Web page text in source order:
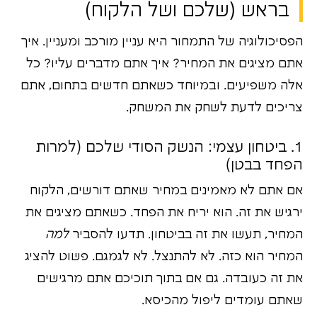
בראש (שלכם ושל הלקוח)
הפסיכולוגיה של התמחור היא עניין מורכב ומעניין. איך
אתם מציגים את המחיר? איך אתם מדברים עליו? כל
אלה משפיעים. ובמיוחד כשאתם חדשים בתחום, אתם
צריכים לדעת לשחק את המשחק.
1. ביטחון עצמי: הנשק הסודי שלכם (למרות
הפחד בבטן)
אם אתם לא מאמינים במחיר שאתם דורשים, הלקוח
ירגיש את זה. הוא יריח את הפחד. כשאתם מציגים את
המחיר, תעשו את זה בביטחון. תדעו להסבירלמה
המחיר הוא כזה. לא להתנצל. לא לגמגם. פשוט להציג
את זה כעובדה. גם אם בתוך תוכיכם אתם מרגישים
שאתם עומדים ליפול מהכיסא.